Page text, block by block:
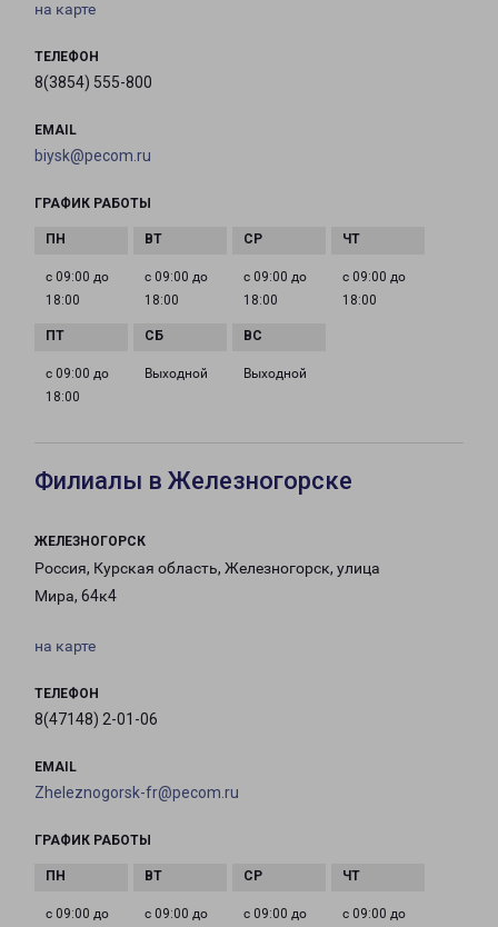
на карте
ТЕЛЕФОН
8(3854) 555-800
EMAIL
biysk@pecom.ru
ГРАФИК РАБОТЫ
с 09:00 до
18:00
с 09:00 до
18:00
с 09:00 до
18:00
с 09:00 до
18:00
с 09:00 до
18:00
Выходной Выходной
Филиалы в Железногорске
ЖЕЛЕЗНОГОРСК
Россия, Курская область, Железногорск, улица
Мира, 64к4
на карте
ТЕЛЕФОН
8(47148) 2-01-06
EMAIL
Zheleznogorsk-fr@pecom.ru
ГРАФИК РАБОТЫ
с 09:00 до с 09:00 до с 09:00 до с 09:00 до